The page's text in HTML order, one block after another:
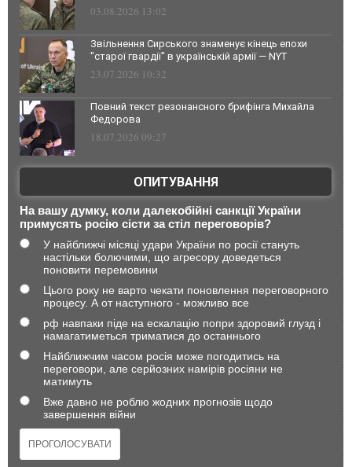
03.08.2026 13:02
Звільнення Сирського знаменує кінець епохи
"старої гвардії" в українській армії — NYT
23.07.2026 10:32
Повний текст резонансного брифінга Михайла
Федорова
18.07.2026 09:27
ОПИТУВАННЯ
На вашу думку, коли далекобійні санкції України
примусять росію сісти за стіл переговорів?
У найближчі місяці удари України по росії стануть
настільки болючими, що агресору доведеться
поновити перемовини
Цього року не варто чекати поновлення переговорного
процесу. А от наступного - можливо все
рф навпаки піде на ескалацію попри здоровий глузд і
намагатиметься триматися до останнього
Найближчим часом росія може погодитись на
переговори, але серйозних намірів росіяни не
матимуть
Вже давно не роблю жодних прогнозів щодо
завершення війни